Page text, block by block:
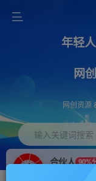
年轻
网
网创资源
输入关键词搜索
合伙人 90%